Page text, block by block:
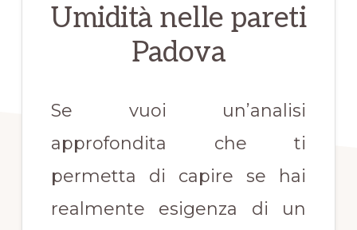
Umidità nelle pareti
Padova
Se vuoi un’analisi
approfondita che ti
permetta di capire se hai
realmente esigenza di un